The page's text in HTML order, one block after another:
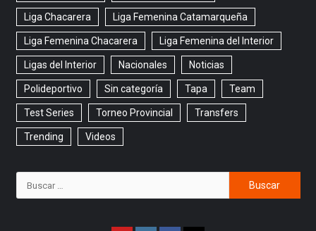
Liga Chacarera Liga Femenina Catamarqueña
Liga Femenina Chacarera Liga Femenina del Interior
Ligas del Interior Nacionales Noticias
Polideportivo Sin categoría Tapa Team
Test Series Torneo Provincial Transfers
Trending Videos